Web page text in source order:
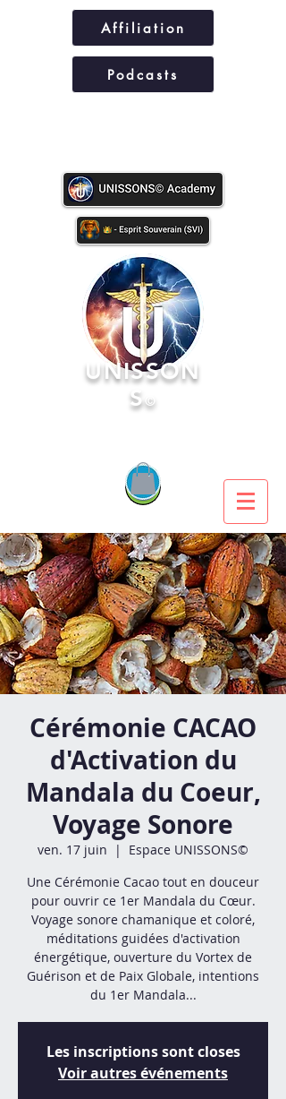
Affiliation
Podcasts
UNISSON
S©
Cérémonie CACAO
d'Activation du
Mandala du Coeur,
Voyage Sonore
ven. 17 juin
  |
Espace UNISSONS©
Une Cérémonie Cacao tout en douceur
pour ouvrir ce 1er Mandala du Cœur.
Voyage sonore chamanique et coloré,
méditations guidées d'activation
énergétique, ouverture du Vortex de
Guérison et de Paix Globale, intentions
du 1er Mandala...
Les inscriptions sont closes
Voir autres événements